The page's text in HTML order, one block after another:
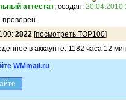
аттестат, создан: 20.04.2010
2822 [посмотреть TOP100]
в аккаунте: 1182 часа 12
WMmail.ru